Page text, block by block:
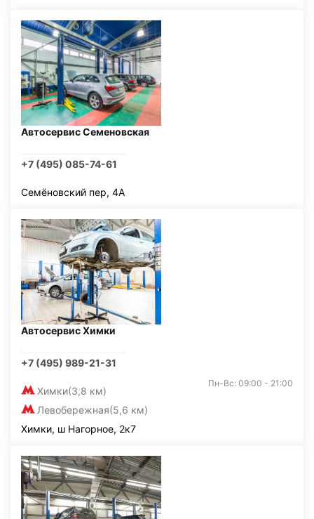
Автосервис Семеновская
+7 (495) 085-74-61
Семёновский пер, 4А
Автосервис Химки
+7 (495) 989-21-31
Химки(3,8 км)
Левобережная(5,6 км)
Пн-Вс: 09:00 - 21:00
Химки, ш Нагорное, 2к7